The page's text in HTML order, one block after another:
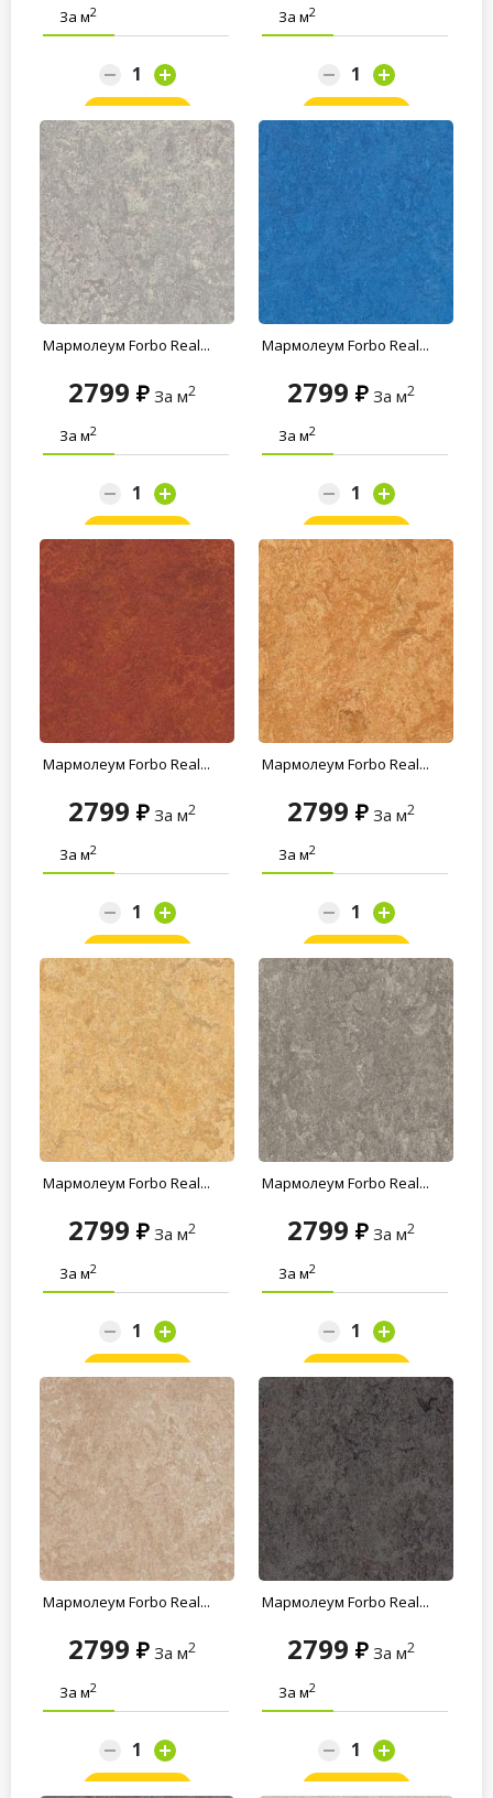
За м2
Заказать
За м2
Заказать
Мармолеум Forbo Real...
2799 За м2
За м2
Заказать
Мармолеум Forbo Real...
2799 За м2
За м2
Заказать
Мармолеум Forbo Real...
2799 За м2
За м2
Заказать
Мармолеум Forbo Real...
2799 За м2
За м2
Заказать
Мармолеум Forbo Real...
2799 За м2
За м2
Заказать
Мармолеум Forbo Real...
2799 За м2
За м2
Заказать
Мармолеум Forbo Real...
2799 За м2
За м2
Заказать
Мармолеум Forbo Real...
2799 За м2
За м2
Заказать